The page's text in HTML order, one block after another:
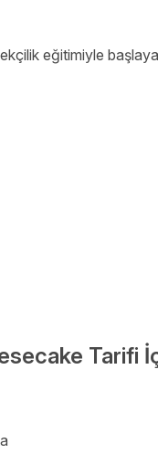
eğitimiyle
Tarifi